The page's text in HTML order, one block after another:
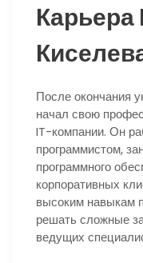
Карьера
После окончания
начал свою
IT-компании. Он
программистом,
программного
корпоративных
высоким навыкам
решать сложные
ведущих